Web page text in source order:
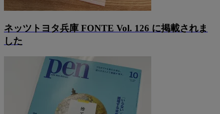
ネッツトヨタ兵庫 FONTE Vol. 126 に掲載されま
した